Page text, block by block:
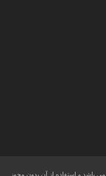
باشد و استفاده از آن بدون مجوز